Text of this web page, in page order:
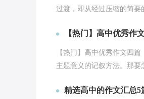
过渡，即从经过压缩的简要
【热门】高中优秀作
【热门】高中优秀作文
主题意义的记叙方法。那
精选高中的作文汇总5